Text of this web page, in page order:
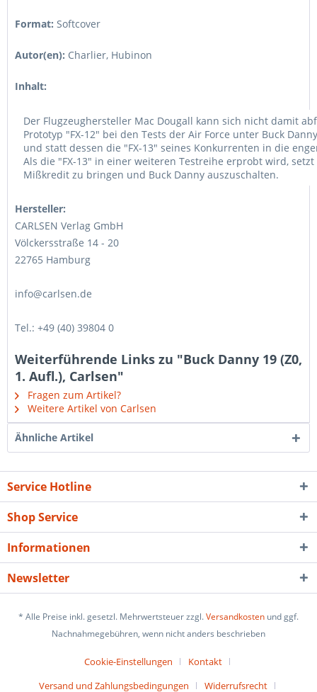
Format: Softcover
Autor(en): Charlier, Hubinon
Inhalt:
Der Flugzeughersteller Mac Dougall kann sich nicht damit
Prototyp "FX-12" bei den Tests der Air Force unter Buck
und statt dessen die "FX-13" seines Konkurrenten in die
Als die "FX-13" in einer weiteren Testreihe erprobt wird,
Mißkredit zu bringen und Buck Danny auszuschalten.
Hersteller:
CARLSEN Verlag GmbH
Völckersstraße 14 - 20
22765 Hamburg
info@carlsen.de
Tel.: +49 (40) 39804 0
Weiterführende Links zu "Buck Danny 19 (Z0,
1. Aufl.), Carlsen"
Fragen zum Artikel?
Weitere Artikel von Carlsen
Ähnliche Artikel
Service Hotline
Shop Service
Informationen
Newsletter
* Alle Preise inkl. gesetzl. Mehrwertsteuer zzgl.Versandkosten und ggf.
Nachnahmegebühren, wenn nicht anders beschrieben
Cookie-Einstellungen
Kontakt
Versand und Zahlungsbedingungen
Widerrufsrecht